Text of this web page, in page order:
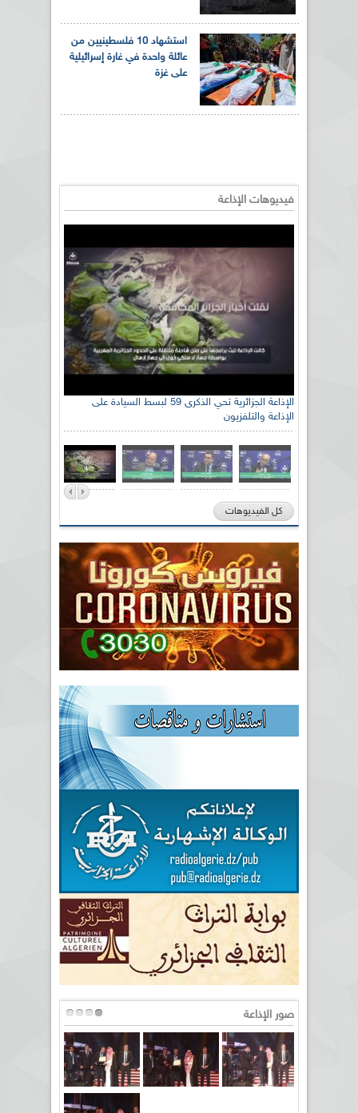
استشهاد 10 فلسطينيين من
عائلة واحدة في غارة إسرائيلية
على غزة
فيديوهات الإذاعة
الإذاعة الجزائرية تحي الذكرى 59 لبسط السيادة على
الإذاعة والتلفزيون
كل الفيديوهات
صور الإذاعة